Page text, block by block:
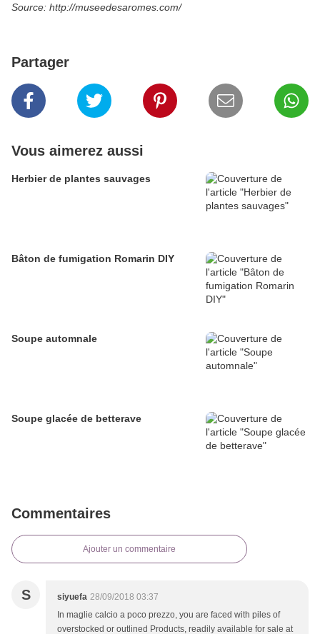
Source: http://museedesaromes.com/
Partager
Vous aimerez aussi
Herbier de plantes sauvages
Bâton de fumigation Romarin DIY
Soupe automnale
Soupe glacée de betterave
Commentaires
Ajouter un commentaire
S siyuefa 28/09/2018 03:37
In maglie calcio a poco prezzo, you are faced with piles of
overstocked or outlined Products, readily available for sale at